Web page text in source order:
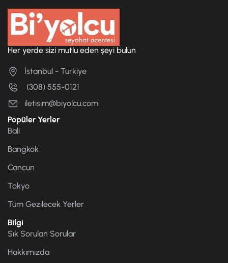
Her yerde sizi mutlu eden şeyi bulun
İstanbul - Türkiye
(308) 555-0121
iletisim@biyolcu.com
Popüler Yerler
Bali
Bangkok
Cancun
Tokyo
Tüm Gezilecek Yerler
Bilgi
Sık Sorulan Sorular
Hakkımızda